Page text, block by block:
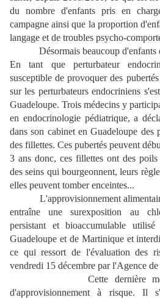
du nombre d'enfants pris en
campagne ainsi que la proportion
langage et de troubles psycho-
Désormais beaucoup d'enfants
En tant que perturbateur
susceptible de provoquer des
sur les perturbateurs endocriniens
Guadeloupe. Trois médecins y
en endocrinologie pédiatrique, a
dans son cabinet en Guadeloupe des
des fillettes. Ces pubertés peuvent
3 ans donc, ces fillettes ont des
des seins qui bourgeonnent, leurs
elles peuvent tomber enceintes...
L'approvisionnement alimentaire
entraîne une surexposition au
persistant et bioaccumulable
Guadeloupe et de Martinique et
ce qui ressort de l'évaluation des
vendredi 15 décembre par l'Agence
Cette dernière met en
d'approvisionnement à risque. Il